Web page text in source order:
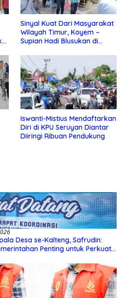
Sinyal Kuat Dari Masyarakat
Wilayah Timur, Koyem –
Supian Hadi Blusukan di
Iswanti-Mistius Mendaftarkan
Diri di KPU Seruyan Diantar
Diiringi Ribuan Pendukung
Desa se-Kalteng, Safrudin:
Penting untuk Perkuat